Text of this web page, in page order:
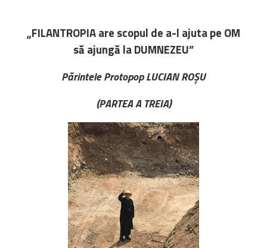
Opinioni Ortodosse
Dalla vita
della”famiglia” della
diocesi
CSDE
La Parola del Vescovo
Lectura Lunii
Prezentarea
Parohiilor
CONTATTI
„FILANTROPIA are scopul de a-l ajuta pe OM
să ajungă la DUMNEZEU”
Părintele Protopop LUCIAN ROȘU
(PARTEA A TREIA)